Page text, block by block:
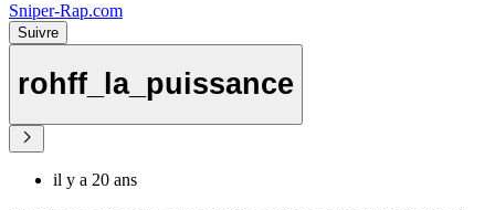
Sniper-Rap.com
Suivre
rohff_la_puissance
il y a 20 ans